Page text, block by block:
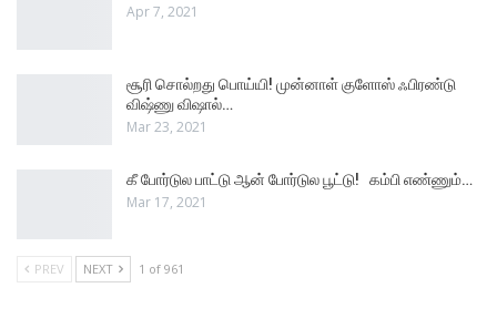
Apr 7, 2021
சூரி சொல்றது பொய்யி! முன்னாள் குளோஸ் ஃபிரண்டு
விஷ்ணு விஷால்…
Mar 23, 2021
கீ போர்டுல பாட்டு ஆன் போர்டுல பூட்டு! கம்பி எண்ணும்…
Mar 17, 2021
PREV NEXT 1 of 961